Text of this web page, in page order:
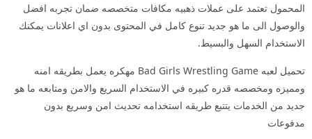
المحمول تعتمد على عملات ذهبيه مكافات متخصصه ضمان تجربه افضل
والوصول الى ما هو جديد تنوع كامل في المحتوى بدون اي اعلانات يمكنك
الاستخدام السهل والبسيط.
تحميل لعبه Bad Girls Wrestling Game مهكره يعمل بطريقه امنه
ومميزه ومخصصه قدره كبيره في الاستخدام السريع والامن ومتابعه ما هو
جديد من الخدمات يتتبع طريقه استخدامه تحديث امن وسريع بدون
مدفوعات